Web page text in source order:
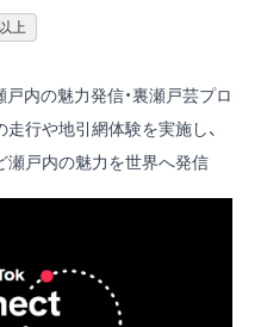
上
内の魅力発信・裏瀬戸芸プロ
走行や地引網体験を実施し、
瀬戸内の魅力を世界へ発信